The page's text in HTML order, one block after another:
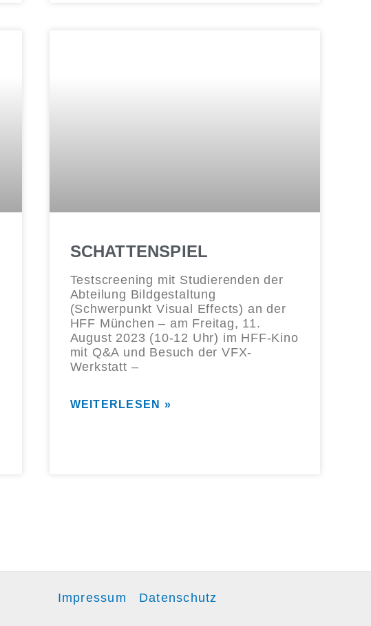
SCHATTENSPIEL
Testscreening mit Studierenden der
Abteilung Bildgestaltung
(Schwerpunkt Visual Effects) an der
HFF München – am Freitag, 11.
August 2023 (10-12 Uhr) im HFF-Kino
mit Q&A und Besuch der VFX-
Werkstatt –
WEITERLESEN »
Impressum Datenschutz